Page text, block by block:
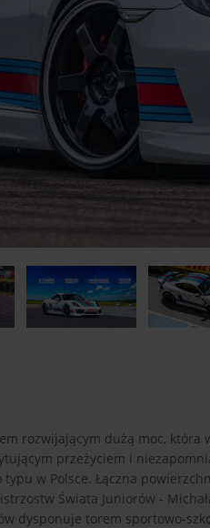
rozwijającym dużą moc,
przeżyciem i
w Polsce. Łączna
Świata Juniorów -
dysponuje torem sportowo-